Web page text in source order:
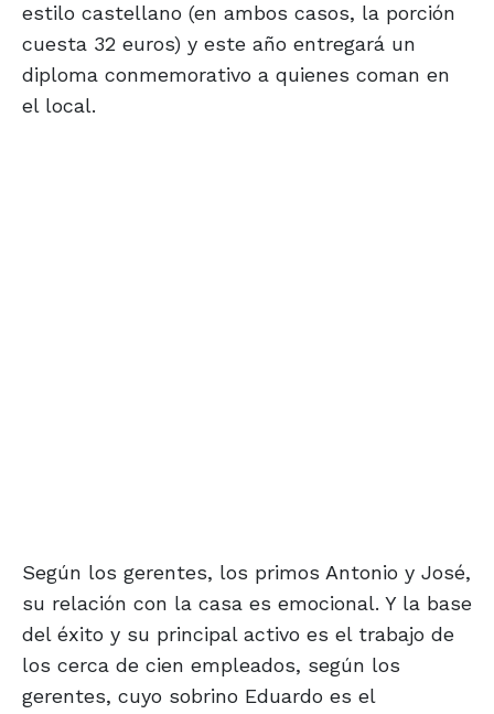
estilo castellano (en ambos casos, la porción
cuesta 32 euros) y este año entregará un
diploma conmemorativo a quienes coman en
el local.
Según los gerentes, los primos Antonio y José,
su relación con la casa es emocional. Y la base
del éxito y su principal activo es el trabajo de
los cerca de cien empleados, según los
gerentes, cuyo sobrino Eduardo es el